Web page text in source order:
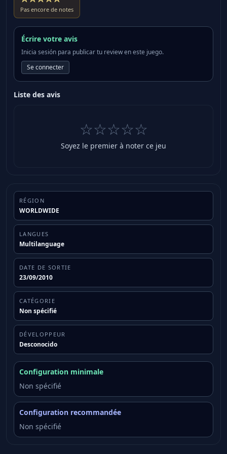
Pas encore de notes
Écrire votre avis
Inicia sesión para publicar tu review en este juego.
Se connecter
Liste des avis
☆☆☆☆☆
Soyez le premier à noter ce jeu
RÉGION
WORLDWIDE
LANGUES
Multilanguage
DATE DE SORTIE
23/09/2010
CATÉGORIE
Non spécifié
DÉVELOPPEUR
Desconocido
Configuration minimale
Non spécifié
Configuration recommandée
Non spécifié